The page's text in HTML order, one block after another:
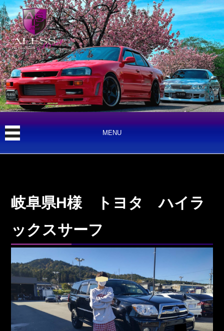
MENU
岐阜県H様 トヨタ ハイラ
ックスサーフ